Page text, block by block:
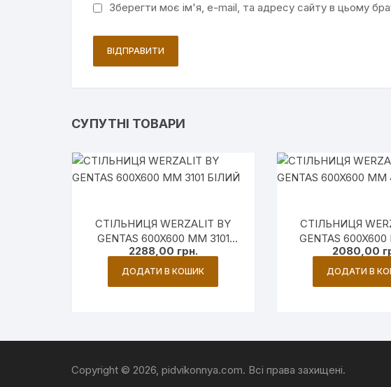
Зберегти моє ім'я, e-mail, та адресу сайту в цьому
СУПУТНІ ТОВАРИ
СТІЛЬНИЦЯ WERZALIT BY
GENTAS 600X600 ММ 3101
БІЛИЙ
2288,00 грн.
ДОДАТИ В КОШИК
СТІЛЬНИЦЯ
GENTAS
ВЕНГЕ
2080,00
ДОДАТИ В
Copyright © 2026, pidvikonnya.com. Всі права захищені.